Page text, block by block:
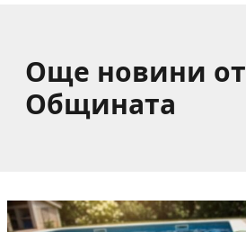
Още новини от
Общината